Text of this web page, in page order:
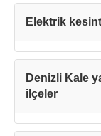
Elektrik
Denizli Kale
ilçeler